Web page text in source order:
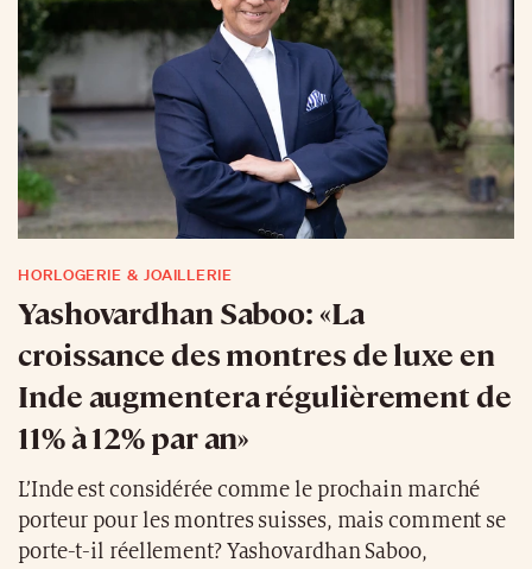
HORLOGERIE & JOAILLERIE
Yashovardhan Saboo: «La
croissance des montres de luxe en
Inde augmentera régulièrement de
11% à 12% par an»
L’Inde est considérée comme le prochain marché
porteur pour les montres suisses, mais comment se
porte-t-il réellement? Yashovardhan Saboo,